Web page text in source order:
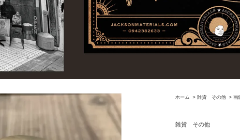
ホーム > 雑貨 その他 > 画
雑貨 その他